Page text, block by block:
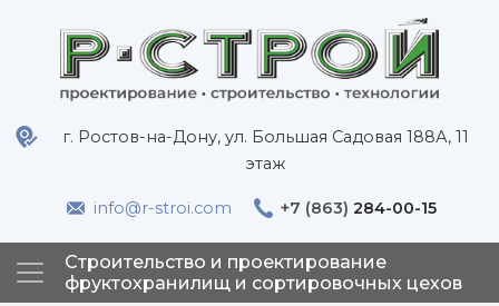
г. Ростов-на-Дону, ул. Большая Садовая 188А, 11
этаж
info@r-stroi.com +7 (863) 284-00-15
Строительство и проектирование
фруктохранилищ и сортировочных цехов